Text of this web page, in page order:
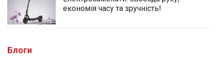
економія часу та зручність!
Блоги